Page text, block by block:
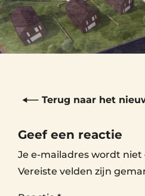
Terug naar het
Geef een reactie
Je e-mailadres wordt
Vereiste velden zijn